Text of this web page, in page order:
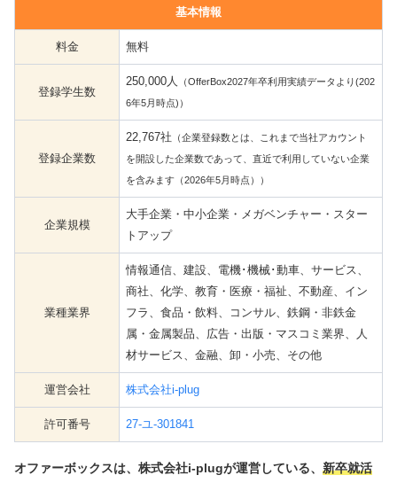
基本情報
料金 無料
登録学生数
250,000人
（OfferBox2027年卒利用実績データより(202
6年5月時点)）
登録企業数
22,767社 （企業登録数とは、これまで当社アカウント
を開設した企業数であって、直近で利用していない企業
を含みます（2026年5月時点））
企業規模
大手企業・中小企業・メガベンチャー・スター
トアップ
業種業界
情報通信、建設、電機･機械･動車、サービス、
商社、化学、教育・医療・福祉、不動産、イン
フラ、食品・飲料、コンサル、鉄鋼・非鉄金
属・金属製品、広告・出版・マスコミ業界、人
材サービス、金融、卸・小売、その他
運営会社 株式会社i-plug
許可番号 27-ユ-301841
オファーボックスは、株式会社i-plugが運営している、 新卒就活